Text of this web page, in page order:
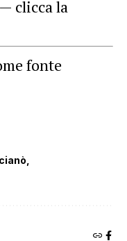
— clicca la
fonte